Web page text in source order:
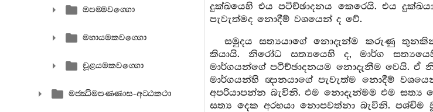
ඔපම‍්මවග‍්ගො
මහායමකවග‍්ගො
චූළයමකවග‍්ගො
මජ‍්ඣිමපණ‍්ණාස-අට‍්ඨකථා
දුක්ඛයෙහි එය පටිච්ඡාදනය කෙරෙයි. එය
පැවැත්මද නොදීම් වශයෙන් ද වේ.
සමුදය සත්‍යයාගේ නොදැන්ම කරුණු
කියායි. නිරෝධ සත්‍යයෙහි ද, මාර්ග
මාර්ගයන්ගේ පටිච්ඡාදනයම නොදැනීම වෙයි. ඒ
මාර්ගයන්හි ඥානයාගේ පැවැත්ම නොදීම්
අපරියාපන්න බැවිනි. එම නොදැන්මම එම
සත්‍ය දෙක අරභයා නොපවත්නා බැවිනි.